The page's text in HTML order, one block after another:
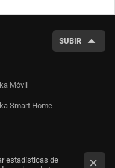
SUBIR
Móvil
Smart Home
estadísticas de